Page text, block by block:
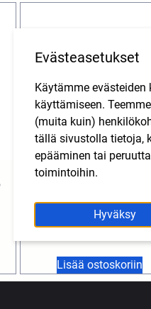
€ SIS. ALV
Lisää ostoskoriin
Evästeasetukset
Käytämme
käyttämiseen.
(muita kuin)
tällä sivustolla tietoja,
epääminen tai
toimintoihin.
Hyväksy